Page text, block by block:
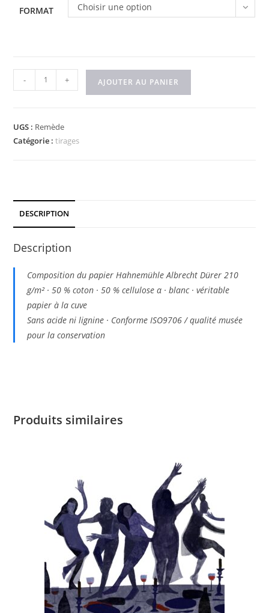
FORMAT Choisir une option
quantité
de
- + AJOUTER AU PANIER
UGS : Remède
Catégorie :tirages
DESCRIPTION
Description
Composition du papier Hahnemühle Albrecht Dürer 210
g/m² · 50 % coton · 50 % cellulose α · blanc · véritable
papier à la cuve
Sans acide ni lignine · Conforme ISO9706 / qualité musée
pour la conservation
Produits similaires